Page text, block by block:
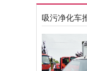
吸污净化车